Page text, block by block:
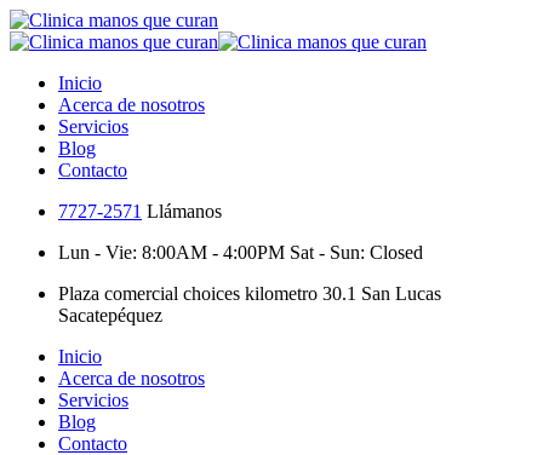
Inicio
Acerca de nosotros
Servicios
Blog
Contacto
7727-2571 Llámanos
Lun - Vie: 8:00AM - 4:00PM Sat - Sun: Closed
Plaza comercial choices kilometro 30.1 San Lucas
Sacatepéquez
Inicio
Acerca de nosotros
Servicios
Blog
Contacto